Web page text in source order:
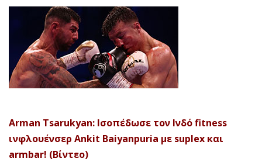
Arman Tsarukyan: Ισοπέδωσε τον Ινδό fitness
ινφλουένσερ Ankit Baiyanpuria με suplex και
armbar! (Βίντεο)